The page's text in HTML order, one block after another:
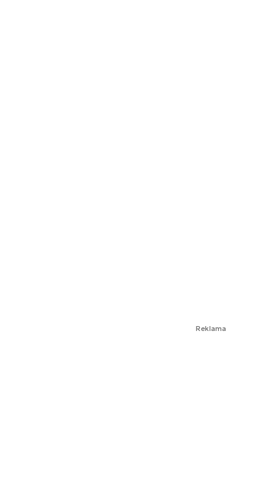
Reklama